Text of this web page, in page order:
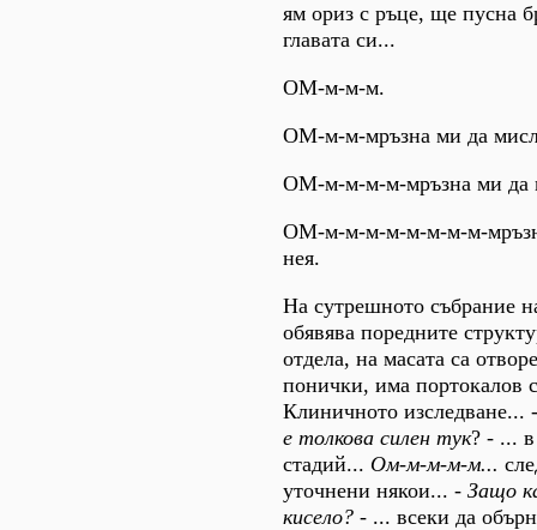
ям ориз с ръце, ще пусна
главата си...
ОМ-м-м-м.
ОМ-м-м-мръзна ми да
ОМ-м-м-м-м-мръзна ми да
ОМ-м-м-м-м-м-м-м-м-
нея.
На сутрешното събрание
обявява поредните
отдела, на масата са
понички, има портокалов
Клиничното изследване...
е толкова силен тук? - ... в
стадий... Ом-м-м-м-м...
уточнени някои... - Защо
кисело? - ... всеки да